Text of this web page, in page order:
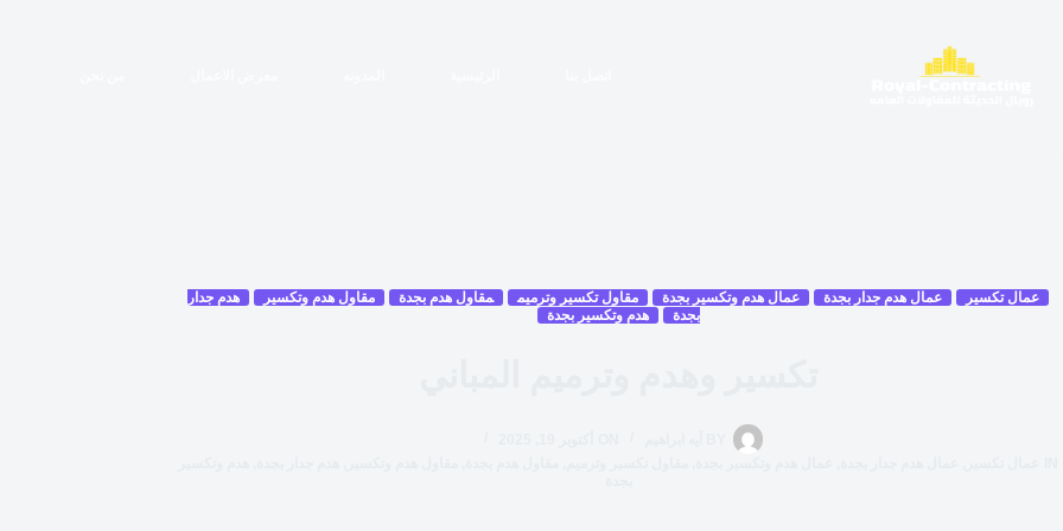
عمال تكسير عمال هدم جدار بجدة عمال هدم وتكسير بجدة مقاول تكسير وترميم مقاول هدم بجدة مقاول هدم وتكسير
هدم جدار
بجدة
هدم وتكسير بجدة